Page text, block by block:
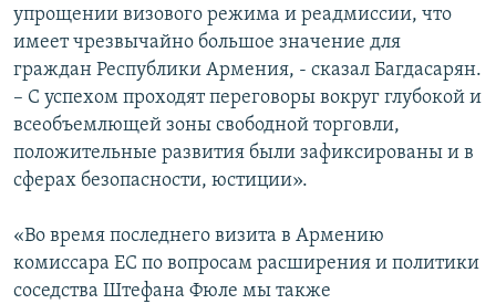
упрощении визового режима и реадмиссии, что
имеет чрезвычайно большое значение для
граждан Республики Армения, - сказал Багдасарян.
– С успехом проходят переговоры вокруг глубокой и
всеобъемлющей зоны свободной торговли,
положительные развития были зафиксированы и в
сферах безопасности, юстиции».
«Во время последнего визита в Армению
комиссара ЕС по вопросам расширения и политики
соседства Штефана Фюле мы также